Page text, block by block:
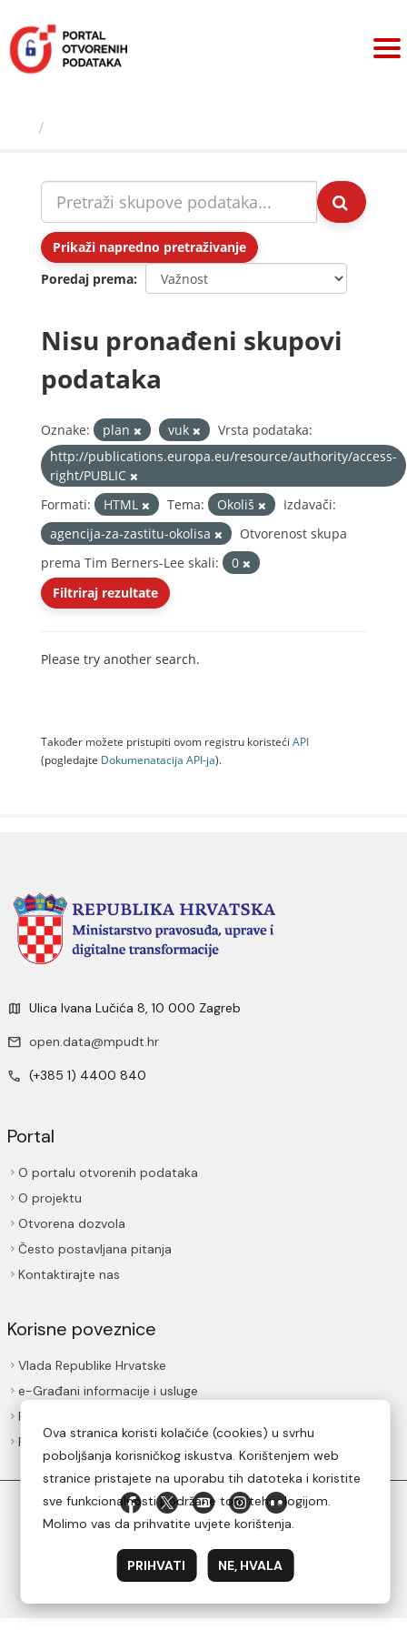
sadržaj
Prikaži napredno pretraživanje
Poredaj prema
Nisu pronađeni skupovi
podataka
Oznake: plan vuk
Vrsta podataka:
http://publications.europa.eu/resource/authority/access-
right/PUBLIC
Formati:
HTML Tema: Okoliš
Izdavači:
agencija-za-zastitu-okolisa
Otvorenost skupa
prema Tim Berners-Lee skali:
0
Filtriraj rezultate
Please try another search.
Također možete pristupiti ovom registru koristeći API
(pogledajte Dokumenаtаcijа API-jа).